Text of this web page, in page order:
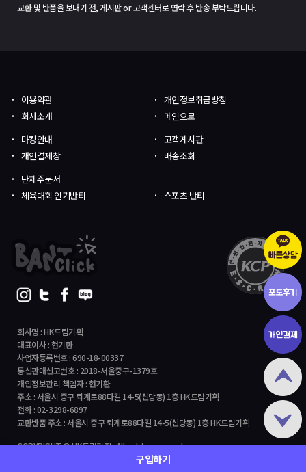
구입하기
교환 및 반품을 보내기 전, 게시판 or 고객센터로 연락 후 반송 부탁드립니다.
회사명 : HK드림기획
대표이사 : 현기환
사업자등록번호 : 690-18-00337
통신판매신고번호 : 2018-서울중구-1379호
개인정보관리 책임자 : 현기환
주소 : 서울시 중구 퇴계로88다길 14-5(신당동) 1층 HK드림기획
전화 : 02-3298-6897
교환반품 주소 : 서울시 중구 퇴계로88다길 14-5(신당동) 1층 HK드림기획
COPYRIGHT © HK드림기획 All rights reserved.
이용약관
개인정보취급방침
회사소개
메인으로
마킹안내
고객게시판
개인결제창
배송조회
단체주문서
체육대회 인기반티
스포츠 반티